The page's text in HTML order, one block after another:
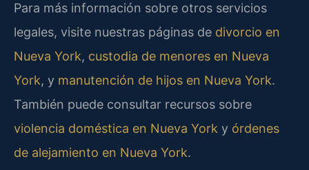
Para más información sobre otros servicios
legales, visite nuestras páginas de divorcio en
Nueva York, custodia de menores en Nueva
York, y manutención de hijos en Nueva York.
También puede consultar recursos sobre
violencia doméstica en Nueva York y órdenes
de alejamiento en Nueva York.